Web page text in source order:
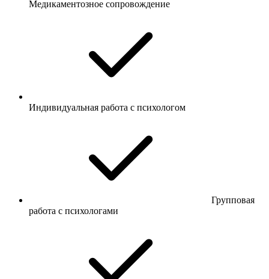
Медикаментозное сопровождение
Индивидуальная работа с психологом
Групповая
работа с психологами